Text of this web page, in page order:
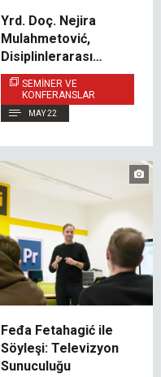
Yrd. Doç. Nejira
Mulahmetović,
Disiplinlerarası
Araştırmalar Konulu
Uluslararası
Seminerde Açılış
Yer Aldı
SEMINER VE
KONFERANSLAR
MAY 22
Feđa Fetahagić ile
Söyleşi: Televizyon
Sunuculuğu